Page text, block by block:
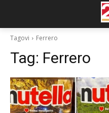
Tagovi Ferrero
Tag: Ferrero